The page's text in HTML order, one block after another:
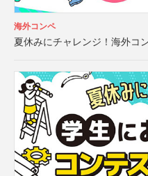
海外コンペ
夏休みにチャレンジ！海外コ